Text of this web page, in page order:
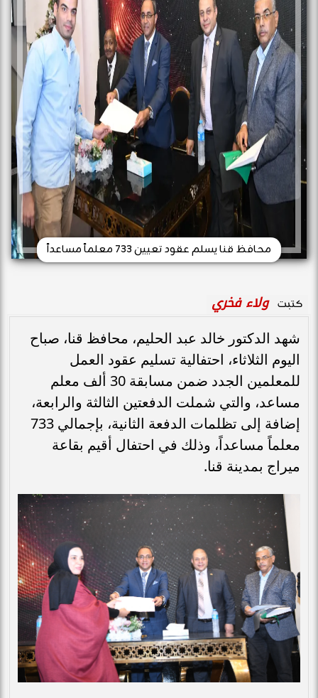
محافظ قنا يسلم عقود تعيين 733 معلماً مساعداً
كتبت ولاء فخري
شهد الدكتور خالد عبد الحليم، محافظ قنا، صباح
اليوم الثلاثاء، احتفالية تسليم عقود العمل
للمعلمين الجدد ضمن مسابقة 30 ألف معلم
مساعد، والتي شملت الدفعتين الثالثة والرابعة،
إضافة إلى تظلمات الدفعة الثانية، بإجمالي 733
معلماً مساعداً، وذلك في احتفال أقيم بقاعة
ميراج بمدينة قنا.